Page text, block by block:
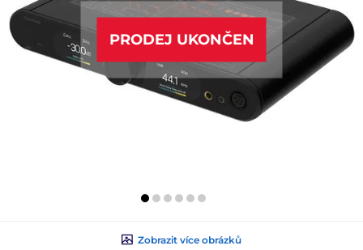
PRODEJ UKONČEN
Zobrazit více obrázků